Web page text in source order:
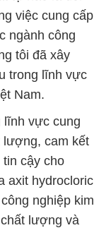
Nam.
vực cung
cam kết
cậy cho
hydrocloric
nghiệp kim
lượng và
cấp sản
dịch vụ
viên chuyên
trong ngành,